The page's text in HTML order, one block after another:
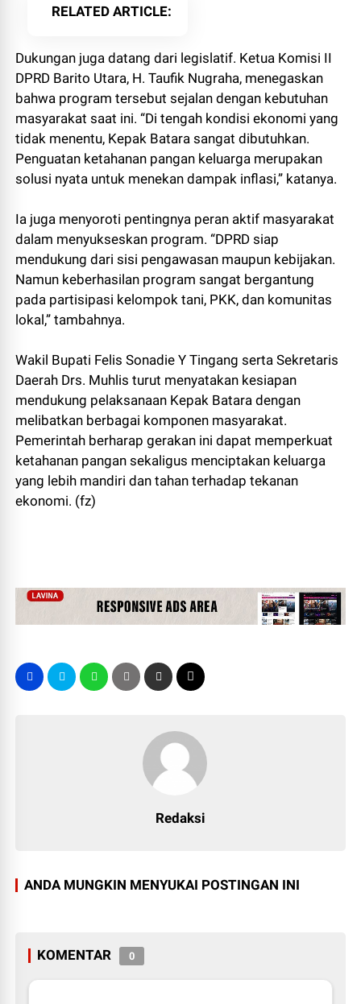
RELATED ARTICLE
Dukungan juga datang dari legislatif. Ketua Komisi II
DPRD Barito Utara, H. Taufik Nugraha, menegaskan
bahwa program tersebut sejalan dengan kebutuhan
masyarakat saat ini. “Di tengah kondisi ekonomi yang
tidak menentu, Kepak Batara sangat dibutuhkan.
Penguatan ketahanan pangan keluarga merupakan
solusi nyata untuk menekan dampak inflasi,” katanya.
Ia juga menyoroti pentingnya peran aktif masyarakat
dalam menyukseskan program. “DPRD siap
mendukung dari sisi pengawasan maupun kebijakan.
Namun keberhasilan program sangat bergantung
pada partisipasi kelompok tani, PKK, dan komunitas
lokal,” tambahnya.
Wakil Bupati Felis Sonadie Y Tingang serta Sekretaris
Daerah Drs. Muhlis turut menyatakan kesiapan
mendukung pelaksanaan Kepak Batara dengan
melibatkan berbagai komponen masyarakat.
Pemerintah berharap gerakan ini dapat memperkuat
ketahanan pangan sekaligus menciptakan keluarga
yang lebih mandiri dan tahan terhadap tekanan
ekonomi. (fz)
Redaksi
ANDA MUNGKIN MENYUKAI POSTINGAN INI
KOMENTAR 0